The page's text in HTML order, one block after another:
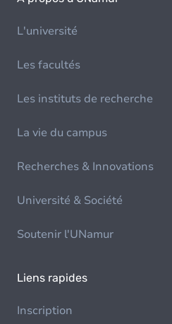
L'université
Les facultés
Les instituts de recherche
La vie du campus
Recherches & Innovations
Université & Société
Soutenir l'UNamur
Liens rapides
Inscription